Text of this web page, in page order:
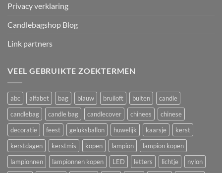
Privacy verklaring
Candlebagshop Blog
Link partners
VEEL GEBRUIKTE ZOEKTERMEN
abc alfabet bag blauw bruiloft buiten
candle
candlebag
candle bag candlecover chinees
chinese
decoratie
feest geluksballon huwelijk kaarsje
kerst
kerstdagen
kerstmis kopen lampion
lampion kopen
lampionnen
lampionnen kopen LED letters lichtje
nylon